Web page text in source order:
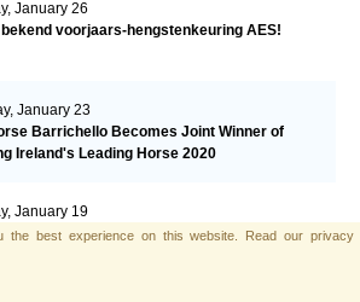
January 26
bekend voorjaars-hengstenkeuring AES!
January 23
Barrichello Becomes Joint Winner of
Ireland's Leading Horse 2020
January 19
Du Frelut wordt 2de in de Grand Prix
the best experience on this website. Read our privacy